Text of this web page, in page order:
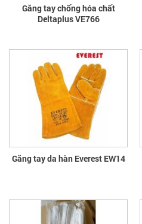
Găng tay chống hóa chất
Deltaplus VE766
Găng tay da hàn Everest EW14